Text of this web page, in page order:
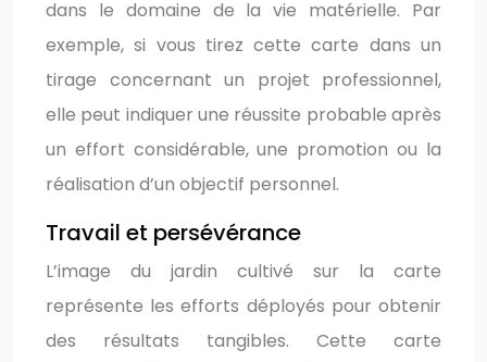
dans le domaine de la vie matérielle. Par
exemple, si vous tirez cette carte dans un
tirage concernant un projet professionnel,
elle peut indiquer une réussite probable après
un effort considérable, une promotion ou la
réalisation d’un objectif personnel.
Travail et persévérance
L’image du jardin cultivé sur la carte
représente les efforts déployés pour obtenir
des résultats tangibles. Cette carte